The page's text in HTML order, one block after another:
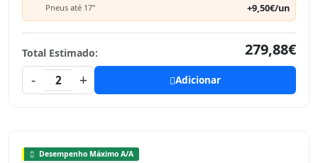
Pneus até 17" +9,50€/un
Total Estimado:
279,88€
-
2 + Adicionar
Desempenho Máximo A/A